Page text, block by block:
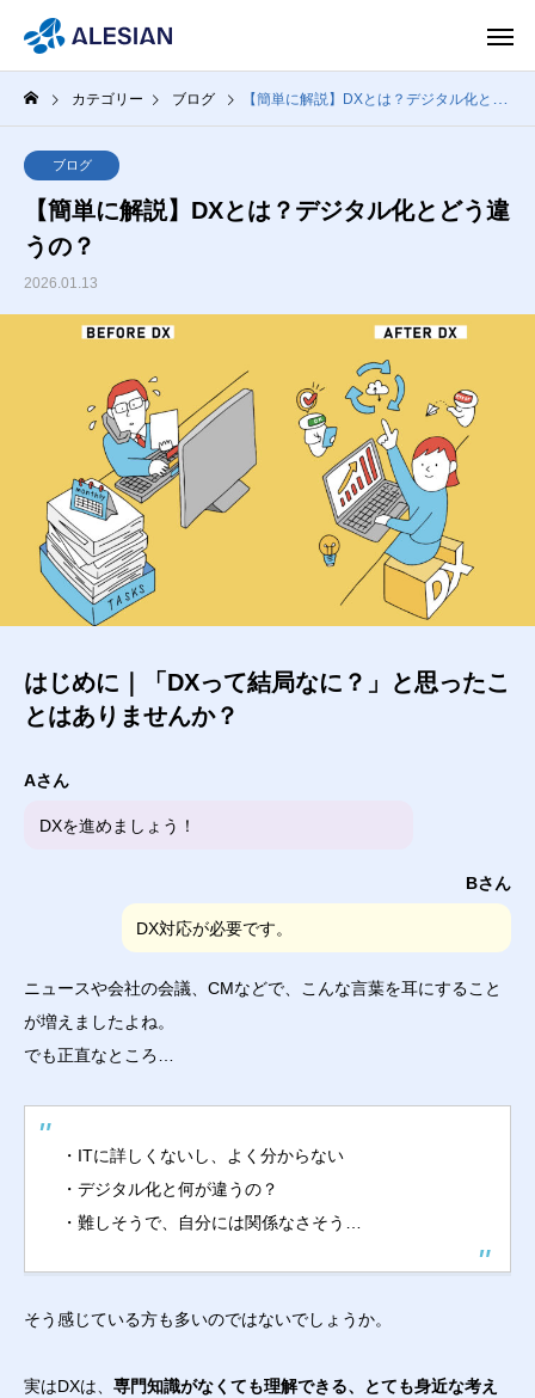
カテゴリー ブログ 【簡単に解説】DXとは？デジタル化とどう違うの？
ブログ
【簡単に解説】DXとは？デジタル化とどう違
うの？
2026.01.13
はじめに｜「DXって結局なに？」と思ったこ
とはありませんか？
Aさん
DXを進めましょう！
Bさん
DX対応が必要です。
ニュースや会社の会議、CMなどで、こんな言葉を耳にすること
が増えましたよね。
でも正直なところ…
・ITに詳しくないし、よく分からない
・デジタル化と何が違うの？
・難しそうで、自分には関係なさそう…
そう感じている方も多いのではないでしょうか。
実はDXは、 専門知識がなくても理解できる、とても身近な考え